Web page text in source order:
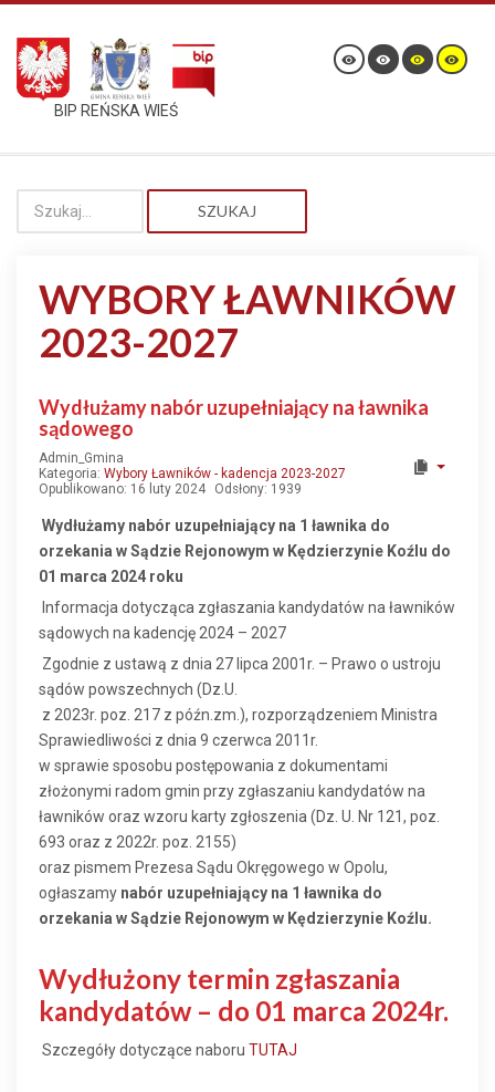
BIP REŃSKA WIEŚ
SZUKAJ
WYBORY ŁAWNIKÓW
2023-2027
Wydłużamy nabór uzupełniający na ławnika
sądowego
Admin_Gmina
Kategoria: Wybory Ławników - kadencja 2023-2027
Opublikowano: 16 luty 2024
Odsłony: 1939
Wydłużamy nabór uzupełniający na 1 ławnika do
orzekania w Sądzie Rejonowym w Kędzierzynie Koźlu do
01 marca 2024 roku
Informacja dotycząca zgłaszania kandydatów na ławników
sądowych na kadencję 2024 – 2027
Zgodnie z ustawą z dnia 27 lipca 2001r. – Prawo o ustroju
sądów powszechnych (Dz.U.
z 2023r. poz. 217 z późn.zm.), rozporządzeniem Ministra
Sprawiedliwości z dnia 9 czerwca 2011r.
w sprawie sposobu postępowania z dokumentami
złożonymi radom gmin przy zgłaszaniu kandydatów na
ławników oraz wzoru karty zgłoszenia (Dz. U. Nr 121, poz.
693 oraz z 2022r. poz. 2155)
oraz pismem Prezesa Sądu Okręgowego w Opolu,
ogłaszamy nabór uzupełniający na 1 ławnika do
orzekania w Sądzie Rejonowym w Kędzierzynie Koźlu.
Wydłużony termin zgłaszania
kandydatów – do 01 marca 2024r.
Szczegóły dotyczące naboru TUTAJ